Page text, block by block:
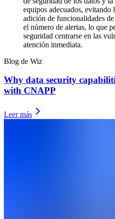
equipos adecuados, evitando
adición de funcionalidades
el número de alertas, lo que
seguridad centrarse en las
atención inmediata.
Blog de Wiz
Why data security
with CNAPP
Leer más